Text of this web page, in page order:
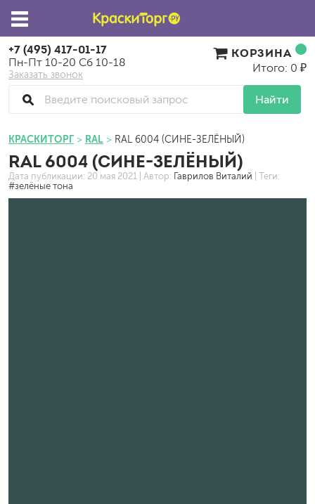
+7 (495) 417-01-17
Пн-Пт 10-20 Сб 10-18
Заказать звонок
Найти
КОРЗИНА
Итого: 0 ₽
КРАСКИТОРГ RAL RAL 6004 (CИНЕ-ЗЕЛЁНЫЙ)
RAL 6004 (CИНЕ-ЗЕЛЁНЫЙ)
Дата публикации: 20 мая 2021 | Автор: Гаврилов Виталий | Теги:
#зелёные тона